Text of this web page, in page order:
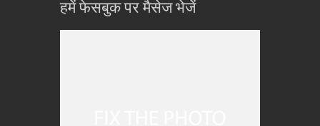
हमें फेसबुक पर मैसेज भेजें